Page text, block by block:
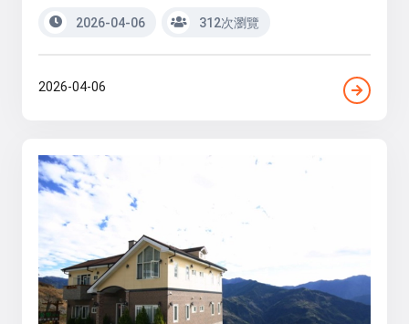
2026-04-06 312次瀏覽
2026-04-06